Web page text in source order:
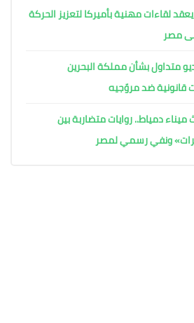
يعقد لقاءات مهنية بأميركا لتعزيز الحركة
مصر
متداول بشأن مملكة البحرين
قانونية ضد مروّجيه
دمياط.. روايات متضاربة بين
ونفي رسمي لمصر